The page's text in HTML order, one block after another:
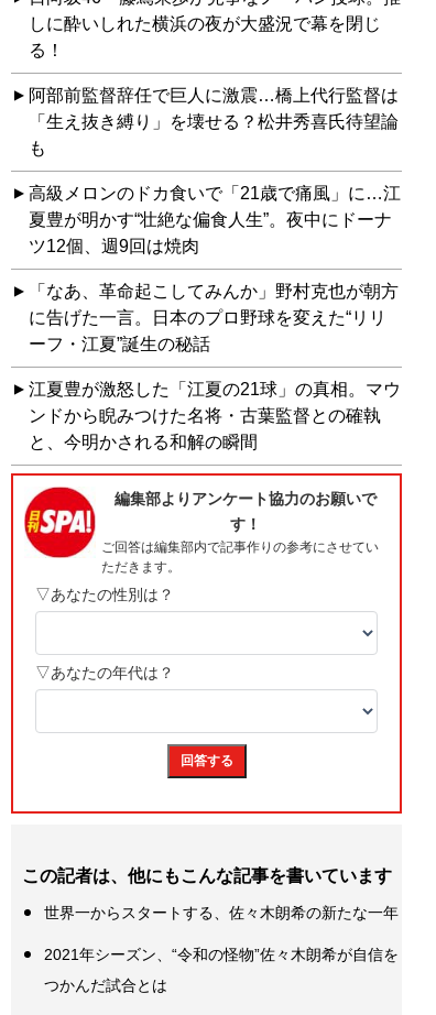
しに酔いしれた横浜の夜が大盛況で幕を閉じ
る！
阿部前監督辞任で巨人に激震…橋上代行監督は
「生え抜き縛り」を壊せる？松井秀喜氏待望論
も
高級メロンのドカ食いで「21歳で痛風」に…江
夏豊が明かす“壮絶な偏食人生”。夜中にドーナ
ツ12個、週9回は焼肉
「なあ、革命起こしてみんか」野村克也が朝方
に告げた一言。日本のプロ野球を変えた“リリ
ーフ・江夏”誕生の秘話
江夏豊が激怒した「江夏の21球」の真相。マウ
ンドから睨みつけた名将・古葉監督との確執
と、今明かされる和解の瞬間
この記者は、他にもこんな記事を書いています
世界一からスタートする、佐々木朗希の新たな一年
2021年シーズン、“令和の怪物”佐々木朗希が自信を
つかんだ試合とは